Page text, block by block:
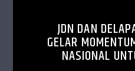
JDN DAN
GELAR
NASIONAL